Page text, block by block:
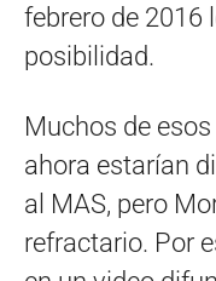
febrero de 2016
posibilidad.
Muchos de
ahora estarían
al MAS, pero
refractario. Por